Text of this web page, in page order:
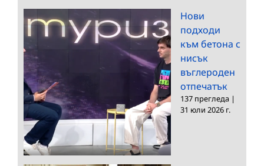
Нови
подходи
към бетона с
нисък
въглероден
отпечатък
137 прегледа |
31 юли 2026 г.